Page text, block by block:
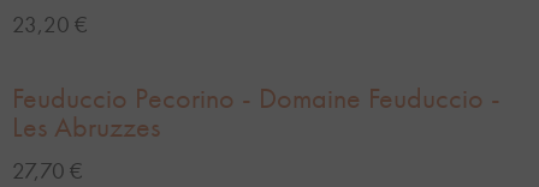
23,20 €
Feuduccio Pecorino - Domaine Feuduccio -
Les Abruzzes
27,70 €